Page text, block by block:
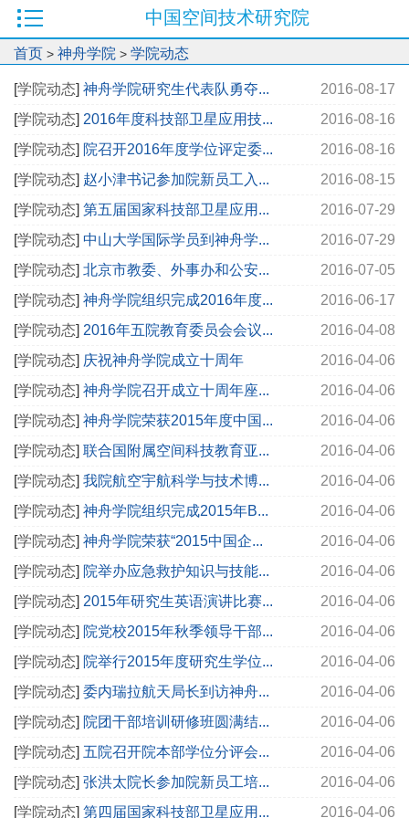
中国空间技术研究院
首页 > 神舟学院 > 学院动态
[学院动态] 2016-08-17
神舟学院研究生代表队勇夺...
[学院动态] 2016-08-16
2016年度科技部卫星应用技...
[学院动态] 2016-08-16
院召开2016年度学位评定委...
[学院动态] 2016-08-15
赵小津书记参加院新员工入...
[学院动态] 2016-07-29
第五届国家科技部卫星应用...
[学院动态] 2016-07-29
中山大学国际学员到神舟学...
[学院动态] 2016-07-05
北京市教委、外事办和公安...
[学院动态] 2016-06-17
神舟学院组织完成2016年度...
[学院动态] 2016-04-08
2016年五院教育委员会会议...
[学院动态] 2016-04-06
庆祝神舟学院成立十周年
[学院动态] 2016-04-06
神舟学院召开成立十周年座...
[学院动态] 2016-04-06
神舟学院荣获2015年度中国...
[学院动态] 2016-04-06
联合国附属空间科技教育亚...
[学院动态] 2016-04-06
我院航空宇航科学与技术博...
[学院动态] 2016-04-06
神舟学院组织完成2015年B...
[学院动态] 2016-04-06
神舟学院荣获“2015中国企...
[学院动态] 2016-04-06
院举办应急救护知识与技能...
[学院动态] 2016-04-06
2015年研究生英语演讲比赛...
[学院动态] 2016-04-06
院党校2015年秋季领导干部...
[学院动态] 2016-04-06
院举行2015年度研究生学位...
[学院动态] 2016-04-06
委内瑞拉航天局长到访神舟...
[学院动态] 2016-04-06
院团干部培训研修班圆满结...
[学院动态] 2016-04-06
五院召开院本部学位分评会...
[学院动态] 2016-04-06
张洪太院长参加院新员工培...
[学院动态] 2016-04-06
第四届国家科技部卫星应用...